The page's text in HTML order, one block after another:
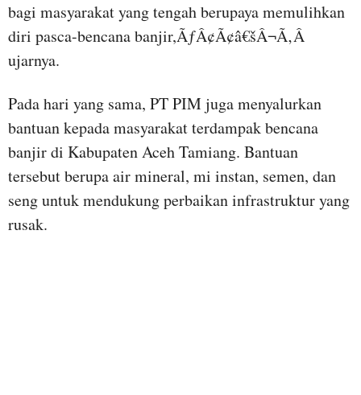
bagi masyarakat yang tengah berupaya memulihkan
diri pasca-bencana banjir,ÃƒÂ¢Ã¢â€šÂ¬Ã‚Â
ujarnya.
Pada hari yang sama, PT PIM juga menyalurkan
bantuan kepada masyarakat terdampak bencana
banjir di Kabupaten Aceh Tamiang. Bantuan
tersebut berupa air mineral, mi instan, semen, dan
seng untuk mendukung perbaikan infrastruktur yang
rusak.